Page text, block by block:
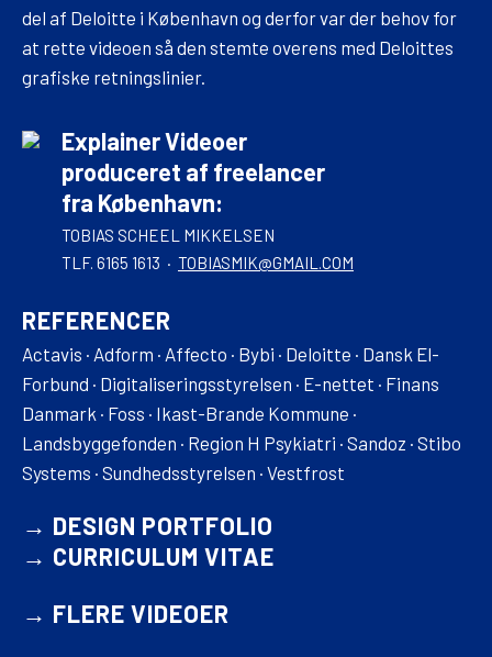
del af Deloitte i København og derfor var der behov for
at rette videoen så den stemte overens med Deloittes
grafiske retningslinier.
Explainer Videoer
produceret af freelancer
fra København:
TOBIAS SCHEEL MIKKELSEN
TLF. 6165 1613 · TOBIASMIK@GMAIL.COM
REFERENCER
Actavis · Adform · Affecto · Bybi · Deloitte · Dansk El-
Forbund · Digitaliseringsstyrelsen · E-nettet · Finans
Danmark · Foss · Ikast-Brande Kommune ·
Landsbyggefonden · Region H Psykiatri · Sandoz · Stibo
Systems · Sundhedsstyrelsen · Vestfrost
→ DESIGN PORTFOLIO
→ CURRICULUM VITAE
→ FLERE VIDEOER